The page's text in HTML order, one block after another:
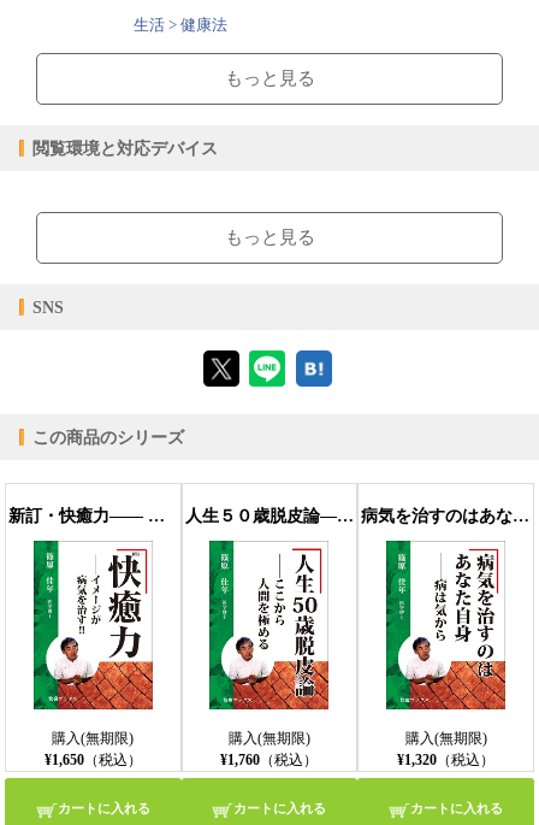
◎日本ではじめてのトマティス・ベイビー第一号のＲちゃん
◎トマティス・ベイビー、トマティス・キッズが大集合
◎ぐっすり眠っていても効果バツグン、六か月でハイハイとつかまり
◎ただ音を聞いているだけで、お腹の赤ちゃんとの一体感が……
◎陣痛の苦しみがなかったほどの安産……小さいのに賢い判断をする
◎上の子も下の子も、そして母親の自分もストレスが晴れて元気ハツ
◎リラックスできて超安産、クラシック音楽にすぐに反応したＭちゃ
◎胎教の時に聞いたモーツァルトの音楽に産まれて数日後に反応を示
は？
◎赤ちゃんは何を感じてる？
◎お母さんの胎内で聞く声はイルカの声に似ている？
◎お母さんの胎内は水中聴覚の世界
◎お母さんの背骨を伝ってくる胎内宇宙の高周波？
◎胎児の耳、八〇〇〇ヘルツ超の音と胎内回帰
◎明るく上昇する音声誕生のプロセス
◎胎内の赤ちゃんは、生を受けたその時から音を聞いている
◎モーツァルトはこころと細胞組織の栄養？
◎植物にも効くモーツァルトだから胎教にもいい？
◎胎内の赤ちゃんにモーツァルトは聞こえる？
◎ほんとうに赤ちゃんの耳に届く？ モーツァルト音律療法・マタニ
ティーコース
生活 > 健康法
販売開始日
2022/04/29
【販売形態】
もっと見る
閲覧環境と対応デバイス
ブラウザビューア・PC版ConTenDoビューア・モバイルビューア
【対応デバイス】
【PC版ConTenDoビューア】
【モバイルビューア】
もっと見る
SNS
この商品のシリーズ
新訂・快癒力―― イメージが病気を治す!!
購入(無期限)
¥1,650（税込）
カートに入れる
人生５０歳脱皮論――ここから人間を極める
購入(無期限)
¥1,760 （税込）
カートに入れる
病気を治すのはあなた自身――病は気から
購入(無期限)
¥1,320 （税込）
カートに入れる